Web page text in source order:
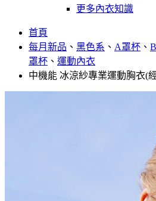
更多內衣知識
首頁
每月新品 、 黑色系 、 A罩杯 、
罩杯 、 運動內衣
中機能 冰涼紗專業運動胸衣(